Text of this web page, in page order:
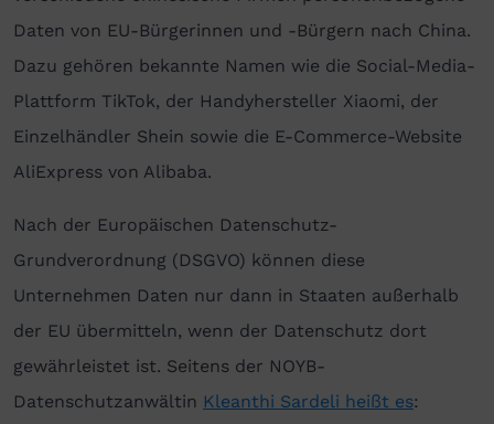
Daten von EU-Bürgerinnen und -Bürgern nach China.
Dazu gehören bekannte Namen wie die Social-Media-
Plattform TikTok, der Handyhersteller Xiaomi, der
Einzelhändler Shein sowie die E-Commerce-Website
AliExpress von Alibaba.
Nach der Europäischen Datenschutz-
Grundverordnung (DSGVO) können diese
Unternehmen Daten nur dann in Staaten außerhalb
der EU übermitteln, wenn der Datenschutz dort
gewährleistet ist. Seitens der NOYB-
Datenschutzanwältin Kleanthi Sardeli heißt es: